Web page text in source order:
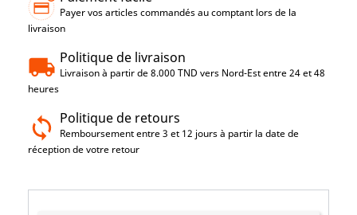
Payer vos articles commandés au comptant lors de la
livraison
Politique de livraison
Livraison à partir de 8.000 TND vers Nord-Est entre 24 et 48
heures
Politique de retours
Remboursement entre 3 et 12 jours à partir la date de
réception de votre retour